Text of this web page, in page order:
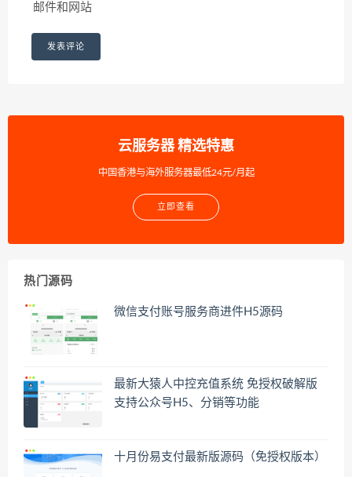
邮件和网站
云服务器 精选特惠
中国香港与海外服务器最低24元/月起
立即查看
热门源码
微信支付账号服务商进件H5源码
最新大猿人中控充值系统 免授权破解版
支持公众号H5、分销等功能
十月份易支付最新版源码（免授权版本）